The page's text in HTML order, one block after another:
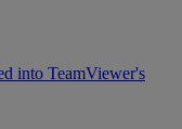
into TeamViewer's